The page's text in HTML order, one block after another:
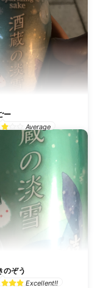
ー
Average
とは言い難い。飲みや
い。でも飲める。炭酸
るから飲める。澪の方
みやすい
投稿日：7月25日
酒蔵の淡雪
株式会社（新潟県）
のぞう
Excellent!!